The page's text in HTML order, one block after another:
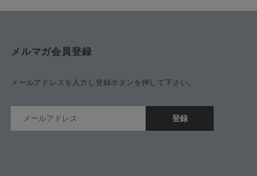
メルマガ会員登録
メールアドレスを入力し登録ボタンを押して下さい。